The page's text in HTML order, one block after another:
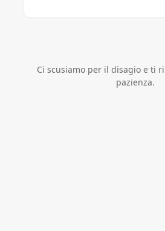
Ci scusiamo per il disagio e ti
pazienza.